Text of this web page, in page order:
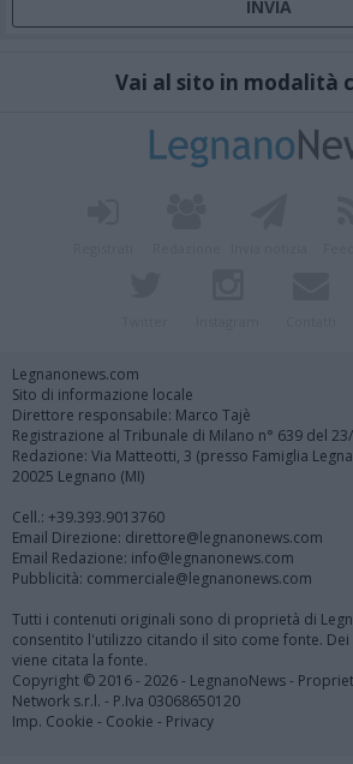
Vai al sito in modalità
Legnanonews.com
Sito di informazione locale
Direttore responsabile: Marco Tajè
Registrazione al Tribunale di Milano n° 639 del
Redazione: Via Matteotti, 3 (presso Famiglia
20025 Legnano (MI)
Cell.: +39.393.9013760
Email Direzione: direttore@legnanonews.com
Email Redazione: info@legnanonews.com
Pubblicità: commerciale@legnanonews.com
Tutti i contenuti originali sono di proprietà di
consentito l'utilizzo citando il sito come fonte.
viene citata la fonte.
Copyright © 2016 - 2026 - LegnanoNews -
Network s.r.l. - P.Iva 03068650120
Imp. Cookie - Cookie - Privacy